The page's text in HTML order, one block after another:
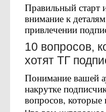
Правильный старт
внимание к
привлечении
10 вопросов,
хотят ТГ
Понимание вашей
накрутке
вопросов, которые